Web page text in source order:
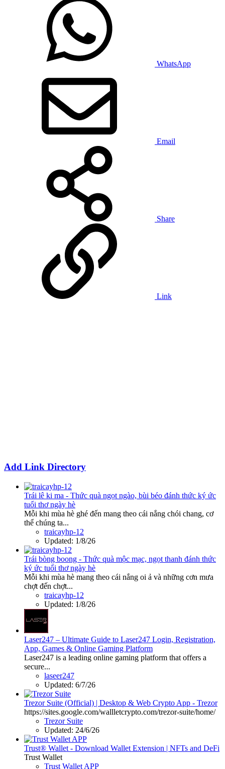
WhatsApp
Email
Share
Link
Add Link Directory
Trái lê ki ma - Thức quà ngọt ngào, bùi béo đánh thức ký ức
tuổi thơ ngày hè
Mỗi khi mùa hè ghé đến mang theo cái nắng chói chang, cơ
thể chúng ta...
traicayhp-12
Updated: 1/8/26
Trái bòng boong - Thức quà mộc mạc, ngọt thanh đánh thức
ký ức tuổi thơ ngày hè
Mỗi khi mùa hè mang theo cái nắng oi ả và những cơn mưa
chợt đến chợt...
traicayhp-12
Updated: 1/8/26
Laser247 – Ultimate Guide to Laser247 Login, Registration,
App, Games & Online Gaming Platform
Laser247 is a leading online gaming platform that offers a
secure...
laseer247
Updated: 6/7/26
Trezor Suite (Official) | Desktop & Web Crypto App - Trezor
https://sites.google.com/wallletcrypto.com/trezor-suite/home/
Trezor Suite
Updated: 24/6/26
Trust® Wallet - Download Wallet Extension | NFTs and DeFi
Trust Wallet
Trust Wallet APP